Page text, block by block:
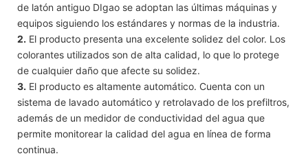
de latón antiguo DIgao se adoptan las últimas máquinas y
equipos siguiendo los estándares y normas de la industria.
2. El producto presenta una excelente solidez del color. Los
colorantes utilizados son de alta calidad, lo que lo protege
de cualquier daño que afecte su solidez.
3. El producto es altamente automático. Cuenta con un
sistema de lavado automático y retrolavado de los prefiltros,
además de un medidor de conductividad del agua que
permite monitorear la calidad del agua en línea de forma
continua.